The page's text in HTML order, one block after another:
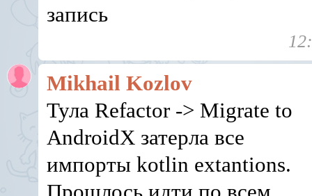
запись
Mikhail Kozlov
Тула Refactor -> Migrate to
AndroidX затерла все
импорты kotlin extantions.